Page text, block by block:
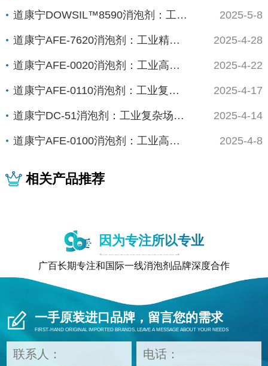
道康宁DOWSIL™8590消泡剂：工业高效... 2025-5-8
道康宁AFE-7620消泡剂：工业精密制造的... 2025-4-28
道康宁AFE-0020消泡剂：工业高能场景的... 2025-4-22
道康宁AFE-0110消泡剂：工业复杂体系的... 2025-4-17
道康宁DC-51消泡剂：工业复杂场景下的“全... 2025-4-14
道康宁AFE-0100消泡剂：工业高精度场景... 2025-4-8
相关产品推荐
因为专注所以专业
广百长期专注和国际一线消泡剂品牌深度合作
一手原装进口品牌，留言您的需求
FIRST-HAND ORIGINAL IMPORTED BRANDS, LEAVE A MESSAGE ABOUT YOUR NEEDS